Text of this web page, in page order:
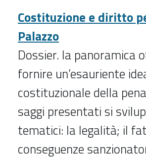
Costituzione e diritto
Palazzo
Dossier. la panoramica
fornire un’esauriente
costituzionale della
saggi presentati si
tematici: la legalità; il
conseguenze